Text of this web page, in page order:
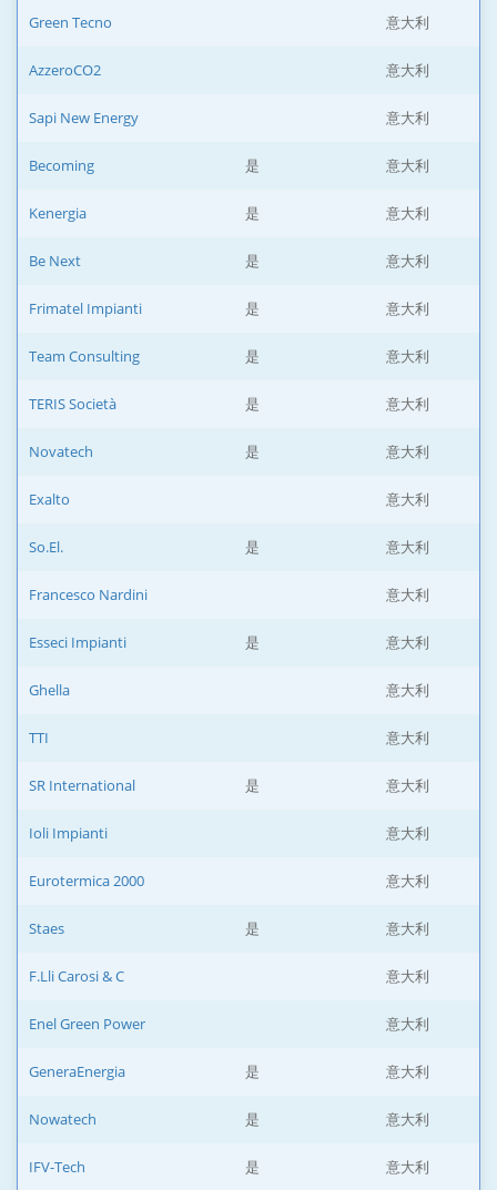
Green Tecno 意大利
AzzeroCO2 意大利
Sapi New Energy 意大利
Becoming 是 意大利
Kenergia 是 意大利
Be Next 是 意大利
Frimatel Impianti 是 意大利
Team Consulting 是 意大利
TERIS Società 是 意大利
Novatech 是 意大利
Exalto 意大利
So.El. 是 意大利
Francesco Nardini 意大利
Esseci Impianti 是 意大利
Ghella 意大利
TTI 意大利
SR International 是 意大利
Ioli Impianti 意大利
Eurotermica 2000 意大利
Staes 是 意大利
F.Lli Carosi & C 意大利
Enel Green Power 意大利
GeneraEnergia 是 意大利
Nowatech 是 意大利
IFV-Tech 是 意大利